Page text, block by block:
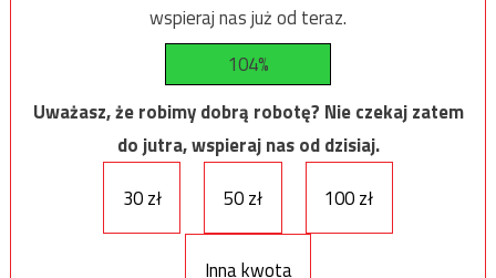
wspieraj nas już od teraz.
104%
Uważasz, że robimy dobrą robotę? Nie czekaj zatem
do jutra, wspieraj nas od dzisiaj.
30 zł
50 zł 100 zł
Inna kwota